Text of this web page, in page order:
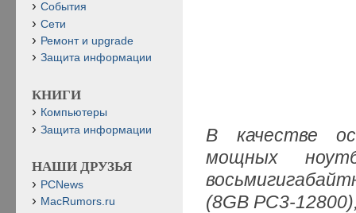
В качестве
мощных
(8GB PC3-
События
Сети
Ремонт и upgrade
Защита информации
КНИГИ
Компьютеры
Защита информации
НАШИ ДРУЗЬЯ
PCNews
MacRumors.ru